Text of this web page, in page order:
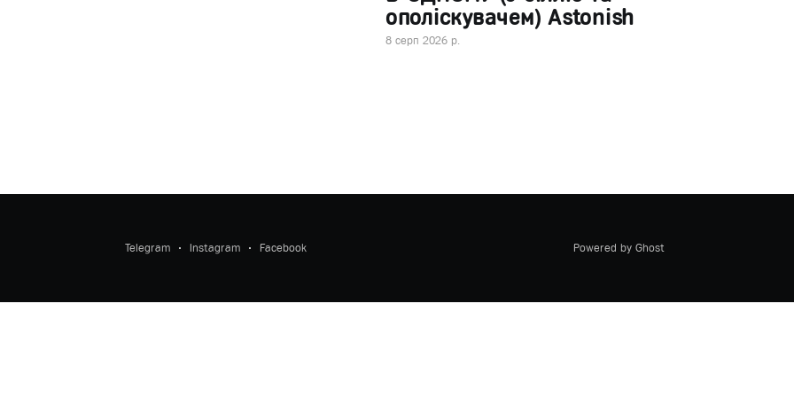
ополіскувачем) Astonish
8 серп 2026 р.
Telegram Instagram Facebook Powered by Ghost